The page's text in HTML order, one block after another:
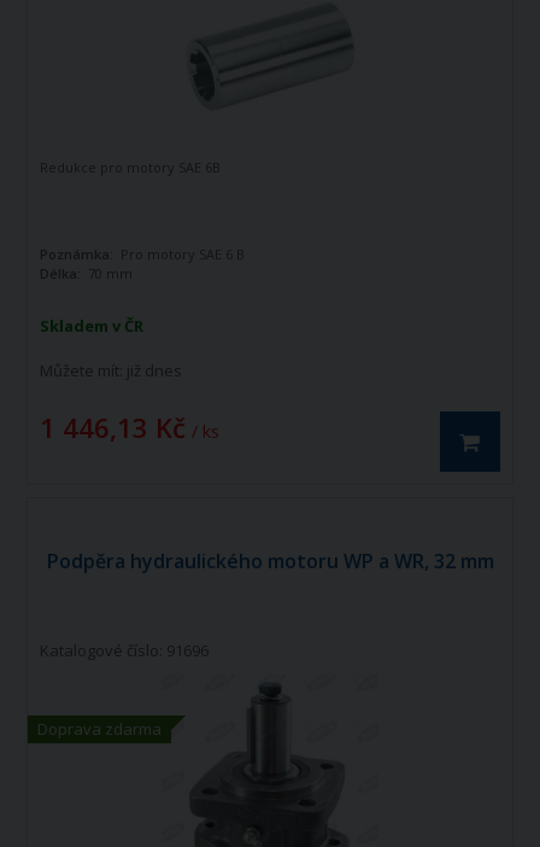
Skladem v ČR
Můžete mít: již dnes
1 446,13 Kč / ks
Redukce pro motory SAE 6B
Poznámka: Pro motory SAE 6 B
Délka:
70 mm
Podpěra hydraulického motoru WP a WR, 32 mm
Doprava zdarma
Katalogové číslo: 91696